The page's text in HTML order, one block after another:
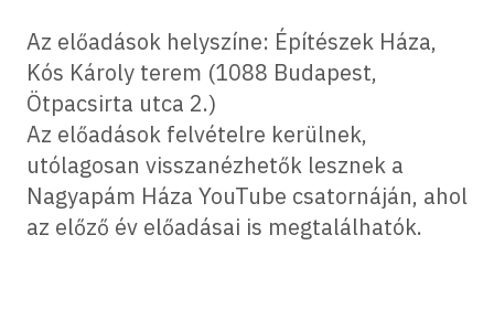
Az előadások helyszíne: Építészek Háza,
Kós Károly terem (1088 Budapest,
Ötpacsirta utca 2.)
Az előadások felvételre kerülnek,
utólagosan visszanézhetők lesznek a
Nagyapám Háza YouTube csatornáján, ahol
az előző év előadásai is megtalálhatók.